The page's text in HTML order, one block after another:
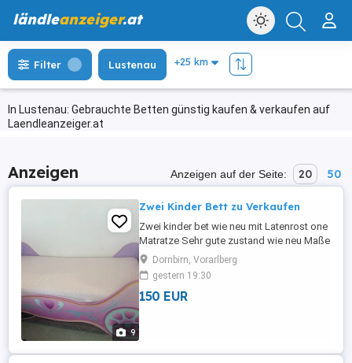
ländleanzeiger.at
In Lustenau: Gebrauchte Betten günstig kaufen & verkaufen auf
Laendleanzeiger.at
Filter Lustenau
Anzeigen Anzeigen auf der Seite: 20 50
9
Zwei Kinder Bett zu Verkaufen
Zwei kinder bet wie neu mit Latenrost one
Matratze Sehr gute zustand wie neu Maße
90-200 Einzell 1.5 Jahre Alt Fur weitere
fragen jederzeit erreichbar
Dornbirn, Vorarlberg
gestern 19:30
150 EUR